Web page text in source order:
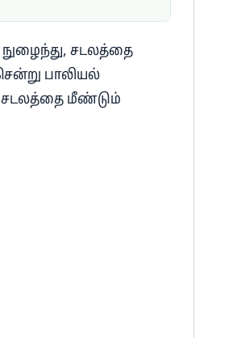
சடலத்தை
பாலியல்
சடலத்தை மீண்டும்